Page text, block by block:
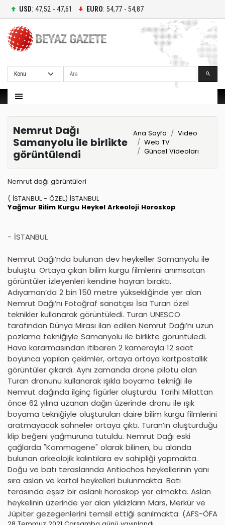
USD: 47,52 - 47,61 EURO: 54,77 - 54,87
Ara
Nemrut Dağı
Samanyolu ile birlikte
görüntülendi
Ana Sayfa
Video
Web TV
Güncel Videoları
Nemrut dağı görüntüleri
( İSTANBUL - ÖZEL) İSTANBUL
Yağmur Bilim Kurgu Heykel Arkeoloji Horoskop
- İSTANBUL
Nemrut Dağı’nda bulunan dev heykeller Samanyolu ile
buluştu. Ortaya çıkan bilim kurgu filmlerini anımsatan
görüntüler izleyenleri kendine hayran bıraktı.
Adıyaman’da 2 bin 150 metre yüksekliğinde yer alan
Nemrut Dağı’nı Fotoğraf sanatçısı İsa Turan özel
teknikler kullanarak görüntüledi. Turan UNESCO
tarafından Dünya Mirası ilan edilen Nemrut Dağı’nı uzun
pozlama tekniğiyle Samanyolu ile birlikte görüntüledi.
Hava kararmasından itibaren 2 kamerayla 12 saat
boyunca yapılan çekimler, ortaya ortaya kartpostallık
görüntüler çıkardı. Aynı zamanda drone pilotu olan
Turan dronunu kullanarak ışıkla boyama tekniği ile
Nemrut dağında ilginç figürler oluşturdu. Tarihi Milattan
önce 62 yılına uzanan dağın üzerinde dronu ile ışık
boyama tekniğiyle oluşturulan daire bilim kurgu filmlerini
aratmayacak sahneler ortaya çıktı. Turan’ın oluşturduğu
klip beğeni yağmuruna tutuldu. Nemrut Dağı eski
çağlarda "Kommagene" olarak bilinen, bu alanda
bulunan arkeolojik kalıntılara ev sahipliği yapmakta.
Doğu ve batı teraslarında Antiochos heykellerinin yanı
sıra aslan ve kartal heykelleri bulunmakta. Batı
terasında eşsiz bir aslanlı horoskop yer almakta. Aslan
heykelinin üzerinde yer alan yıldızların Mars, Merkür ve
Jüpiter gezegenlerini temsil ettiği sanılmakta. (AFS-ÖFA